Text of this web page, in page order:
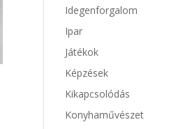
Idegenforgalom
Ipar
Játékok
Képzések
Kikapcsolódás
Konyhaművészet